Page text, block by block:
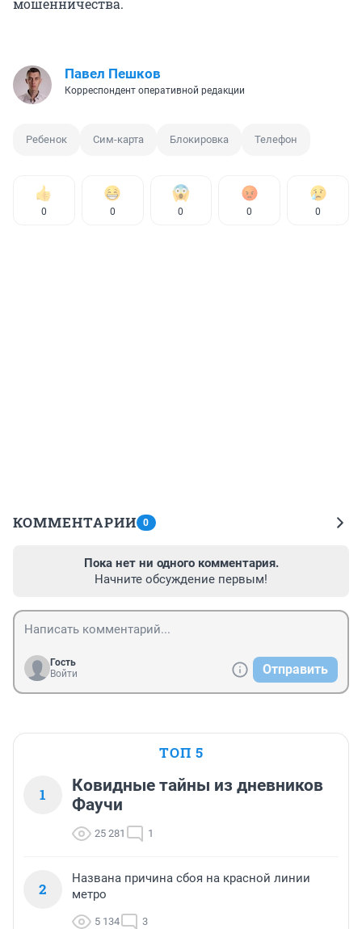
мошенничества.
Павел Пешков
Корреспондент оперативной редакции
Ребенок Сим-карта Блокировка Телефон
0 0 0 0 0
КОММЕНТАРИИ 0
Пока нет ни одного комментария.
Начните обсуждение первым!
Гость
Войти
Отправить
ТОП 5
1
Ковидные тайны из дневников
Фаучи
25 281 1
2
Названа причина сбоя на красной линии
метро
5 134 3